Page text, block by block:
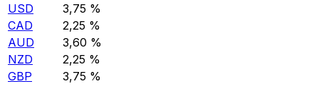
USD
3,75 %
CAD
2,25 %
AUD
3,60 %
NZD
2,25 %
GBP
3,75 %